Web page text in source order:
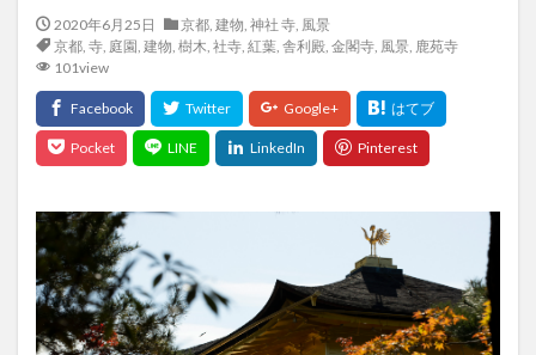
2020年6月25日 京都, 建物, 神社 寺, 風景
京都, 寺, 庭園, 建物, 樹木, 社寺, 紅葉, 舎利殿, 金閣寺, 風景, 鹿苑寺
101view